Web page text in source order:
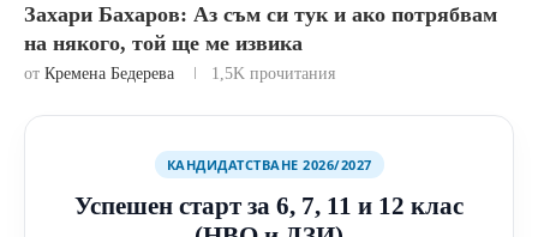
Захари Бахаров: Аз съм си тук и ако потрябвам
на някого, той ще ме извика
от Кремена Бедерева 1,5K прочитания
КАНДИДАТСТВАНЕ 2026/2027
Успешен старт за 6, 7, 11 и 12 клас